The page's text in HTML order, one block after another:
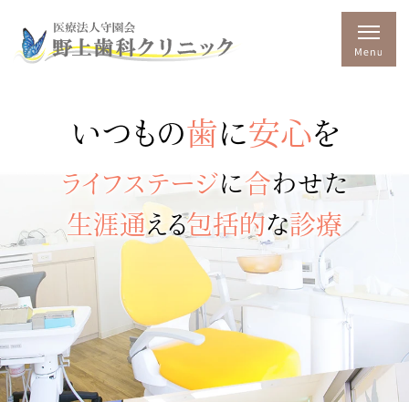
いつもの歯に安心を
ライフステージに合わせた
生涯通える包括的な診療